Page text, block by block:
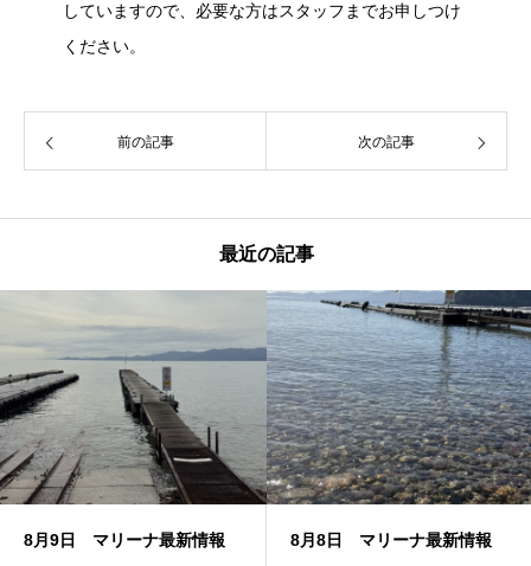
していますので、必要な方はスタッフまでお申しつけ
ください。
前の記事 次の記事
最近の記事
8月9日 マリーナ最新情報 8月8日 マリーナ最新情報